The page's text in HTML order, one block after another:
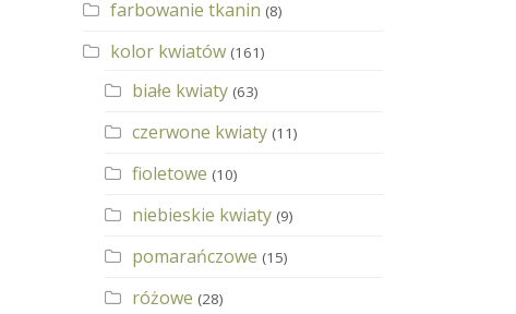
farbowanie tkanin (8)
kolor kwiatów (161)
białe kwiaty (63)
czerwone kwiaty (11)
fioletowe (10)
niebieskie kwiaty (9)
pomarańczowe (15)
różowe (28)